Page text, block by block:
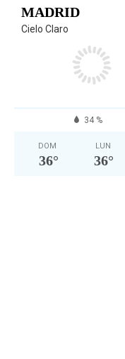
MADRID
Cielo Claro
34 %
DOM
36°
LUN
36°